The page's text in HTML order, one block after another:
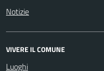
Notizie
VIVERE IL COMUNE
Luoghi